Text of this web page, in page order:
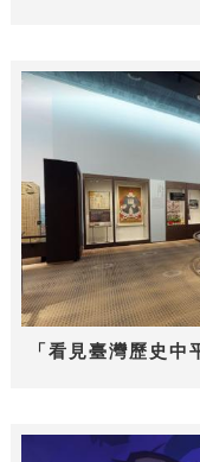
「看見臺灣歷史